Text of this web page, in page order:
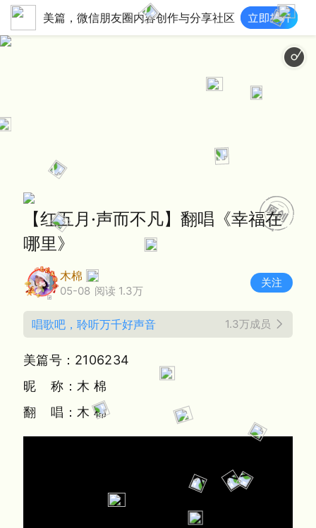
美篇，微信朋友圈内容创作与分享社区
【红五月·声而不凡】翻唱《幸福在
哪里》
木棉
05-08 阅读 1.3万
关注
唱歌吧，聆听万千好声音 1.3万成员
美篇号：2106234
昵 称：木 棉
翻 唱：木 棉